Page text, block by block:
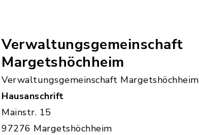
Verwaltungsgemeinschaft
Margetshöchheim
Verwaltungsgemeinschaft Margetshöchheim
Hausanschrift
Mainstr. 15
97276 Margetshöchheim